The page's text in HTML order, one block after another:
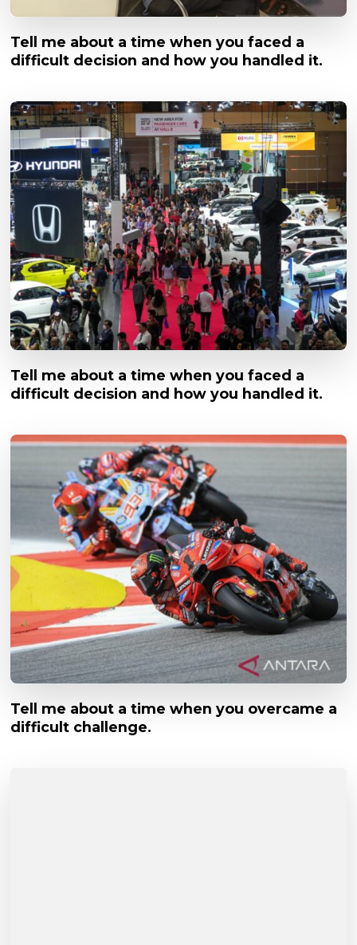
Tell me about a time when you faced a
difficult decision and how you handled it.
Tell me about a time when you faced a
difficult decision and how you handled it.
Tell me about a time when you overcame a
difficult challenge.